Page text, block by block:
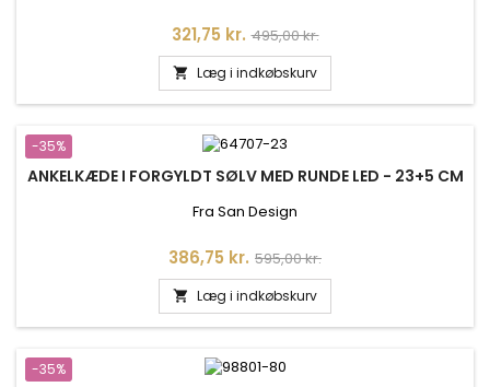
Pris
321,75 kr. Normalpris
495,00 kr.
 Læg i indkøbskurv
-35%
ANKELKÆDE I FORGYLDT SØLV MED RUNDE LED - 23+5 CM
Fra San Design
Pris
386,75 kr. Normalpris
595,00 kr.
 Læg i indkøbskurv
-35%